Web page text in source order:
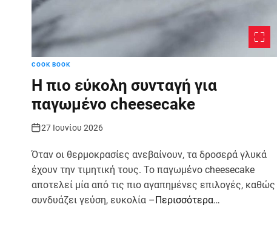
COOK BOOK
Η πιο εύκολη συνταγή για
παγωμένο cheesecake
27 Ιουνίου 2026
Όταν οι θερμοκρασίες ανεβαίνουν, τα δροσερά γλυκά
έχουν την τιμητική τους. Το παγωμένο cheesecake
αποτελεί μία από τις πιο αγαπημένες επιλογές, καθώς
συνδυάζει γεύση, ευκολία –Περισσότερα…